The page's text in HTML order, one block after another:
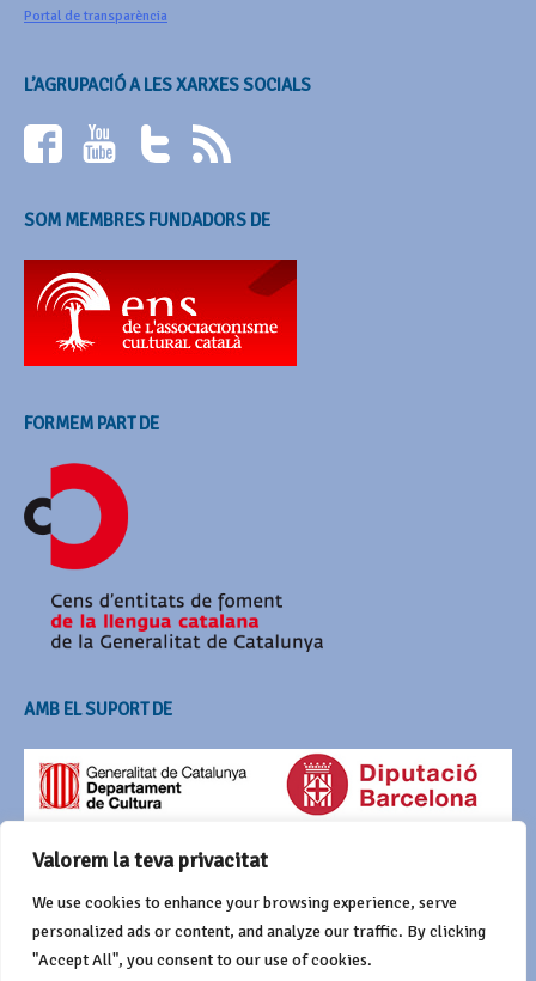
Valorem la teva privacitat
We use cookies to enhance your browsing experience, serve
personalized ads or content, and analyze our traffic. By clicking
"Accept All", you consent to our use of cookies.
Portal de transparència
L’AGRUPACIÓ A LES XARXES SOCIALS
SOM MEMBRES FUNDADORS DE
FORMEM PART DE
AMB EL SUPORT DE